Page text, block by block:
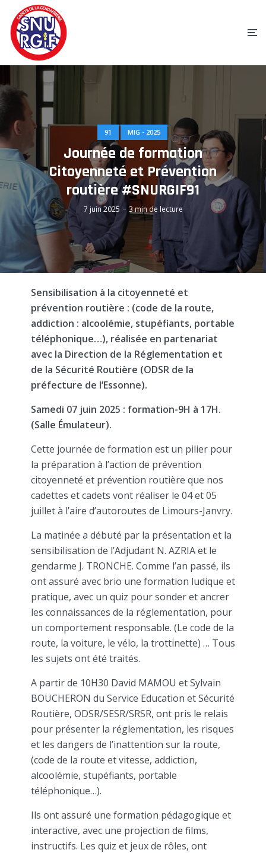
91 MIG - 2025
Journée de formation
Citoyenneté et Prévention
routière #SNURGIF91
7 juin 2025 3 min de lecture
Sensibilisation à la citoyenneté et
prévention routière : (code de la route,
addiction : alcoolémie, stupéfiants, portable
téléphonique…), réalisée en partenariat
avec la Direction de la Réglementation et
de la Sécurité Routière (ODSR de la
préfecture de l’Essonne).
Samedi 07 juin 2025 : formation-9H à 17H.
(Salle Émulateur).
Cette journée de formation est un pilier pour
la préparation à l’action de prévention
citoyenneté et prévention routière que nos
cadettes et cadets vont réaliser le 04 et 05
juillet à l’aire d’autoroutes de Limours-Janvry.
La matinée a débuté par la présentation et la
sensibilisation de l’Adjudant N. AZRIA et le
gendarme J. TRONCHE. Comme l’an passé, ils
ont assuré avec brio une formation ludique et
pratique, avec un quiz pour sonder et ancrer
les connaissances de la réglementation, pour
un comportement responsable. (Le code de la
route, la voiture, le vélo, la trottinette) … Tous
les sujets ont été traités.
A partir de 10H30 David MAMOU et Sylvain
BOUCHERON du Service Education et Sécurité
Routière, ODSR/SESR/SRSR, ont pris le relais
pour présenter la réglementation, les risques
et les dangers de l’inattention sur la route,
(code de la route et vitesse, addiction,
alcoolémie, stupéfiants, portable
téléphonique…).
Ils ont assuré une formation pédagogique et
interactive, avec une projection de films,
instructifs. Les quiz et jeux de rôles, ont